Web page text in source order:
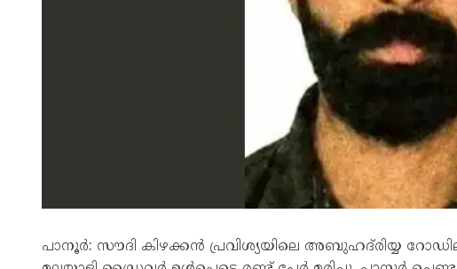
പാനൂർ: സൗദി കിഴക്കൻ പ്രവിശ്യയിലെ അബുഹദ്‌രിയ്യ